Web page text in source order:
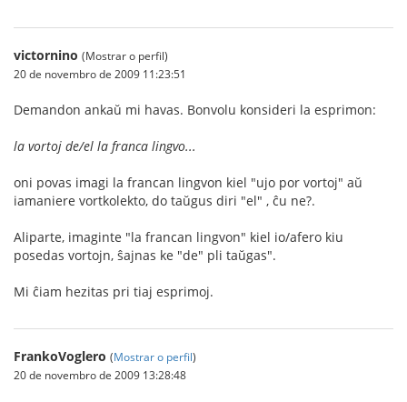
victornino (Mostrar o perfil)
20 de novembro de 2009 11:23:51
Demandon ankaŭ mi havas. Bonvolu konsideri la esprimon:
la vortoj de/el la franca lingvo...
oni povas imagi la francan lingvon kiel "ujo por vortoj" aŭ
iamaniere vortkolekto, do taŭgus diri "el" , ĉu ne?.
Aliparte, imaginte "la francan lingvon" kiel io/afero kiu
posedas vortojn, ŝajnas ke "de" pli taŭgas".
Mi ĉiam hezitas pri tiaj esprimoj.
FrankoVoglero (Mostrar o perfil)
20 de novembro de 2009 13:28:48